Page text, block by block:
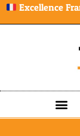
Excellence